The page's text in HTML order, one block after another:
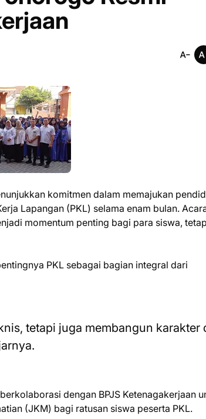
komitmen dalam memajukan
Lapangan (PKL) selama enam bulan.
momentum penting bagi para siswa,
PKL sebagai bagian integral dari
tetapi juga membangun karakter
dengan BPJS Ketenagakerjaan
(JKM) bagi ratusan siswa peserta PKL.